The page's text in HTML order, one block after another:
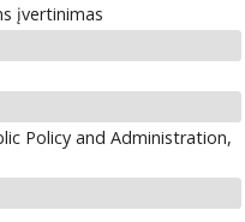
įvertinimas
Policy and Administration,